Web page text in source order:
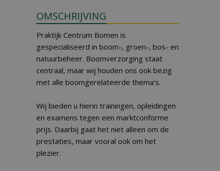
OMSCHRIJVING
Praktijk Centrum Bomen is
gespecialiseerd in boom-, groen-, bos- en
natuurbeheer. Boomverzorging staat
centraal, maar wij houden ons ook bezig
met alle boomgerelateerde thema’s.
Wij bieden u hierin trainingen, opleidingen
en examens tegen een marktconforme
prijs. Daarbij gaat het niet alleen om de
prestaties, maar vooral ook om het
plezier.